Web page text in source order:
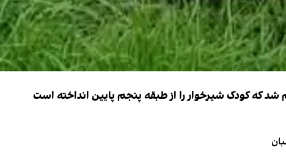
شد که کودک شیرخوار را از طبقه پنجم پایین انداخته است